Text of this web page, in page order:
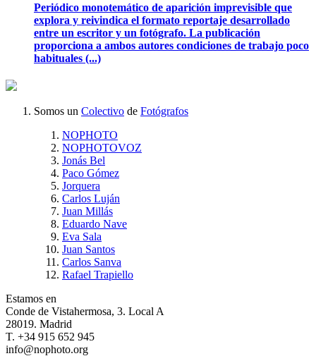
Periódico monotemático de aparición imprevisible que
explora y reivindica el formato reportaje desarrollado
entre un escritor y un fotógrafo. La publicación
proporciona a ambos autores condiciones de trabajo poco
habituales (...)
Somos un Colectivo de Fotógrafos
NOPHOTO
NOPHOTOVOZ
Jonás Bel
Paco Gómez
Jorquera
Carlos Luján
Juan Millás
Eduardo Nave
Eva Sala
Juan Santos
Carlos Sanva
Rafael Trapiello
Estamos en
Conde de Vistahermosa, 3. Local A
28019. Madrid
T. +34 915 652 945
info@nophoto.org